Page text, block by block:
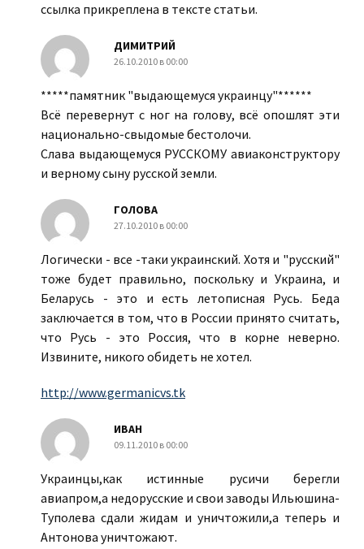
ссылка прикреплена в тексте статьи.
ДИМИТРИЙ
26.10.2010 в 00:00
*****памятник "выдающемуся украинцу"******
Всё перевернут с ног на голову, всё опошлят эти
национально-свыдомые бестолочи.
Слава выдающемуся РУССКОМУ авиаконструктору
и верному сыну русской земли.
ГОЛОВA
27.10.2010 в 00:00
Логически - все -таки украинский. Хотя и "русский"
тоже будет правильно, поскольку и Украина, и
Беларусь - это и есть летописная Русь. Беда
заключается в том, что в России принято считать,
что Русь - это Россия, что в корне неверно.
Извините, никого обидеть не хотел.
http://www.germanicvs.tk
ИВАН
09.11.2010 в 00:00
Украинцы,как истинные русичи берегли
авиапром,а недорусские и свои заводы Ильюшина-
Туполева сдали жидам и уничтожили,а теперь и
Антонова уничтожают.